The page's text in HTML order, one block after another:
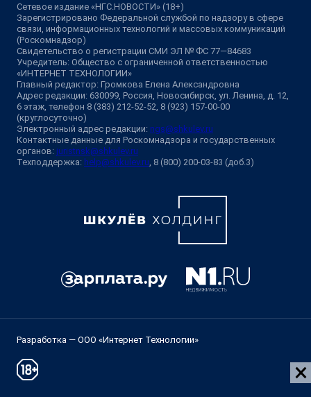
Сетевое издание «НГС.НОВОСТИ» (18+)
Зарегистрировано Федеральной службой по надзору в сфере
связи, информационных технологий и массовых коммуникаций
(Роскомнадзор)
Свидетельство о регистрации СМИ ЭЛ № ФС 77—84683
Учредитель: Общество с ограниченной ответственностью
«ИНТЕРНЕТ ТЕХНОЛОГИИ»
Главный редактор: Громкова Елена Александровна
Адрес редакции: 630099, Россия, Новосибирск, ул. Ленина, д. 12,
6 этаж, телефон 8 (383) 212-52-52, 8 (923) 157-00-00
(круглосуточно)
Электронный адрес редакции: ngs@shkulev.ru
Контактные данные для Роскомнадзора и государственных
органов: juristnsk@shkulev.ru
Техподдержка: help@shkulev.ru , 8 (800) 200-03-83 (доб.3)
Разработка — ООО «Интернет Технологии»